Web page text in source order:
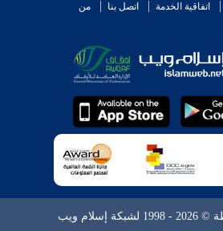
اتفاقية الخدمة اتصل بنا
من
ويب